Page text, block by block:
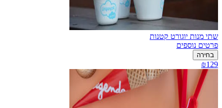
שתי מנות יוגורט קטנות
פרטים נוספים
בחירה
₪129